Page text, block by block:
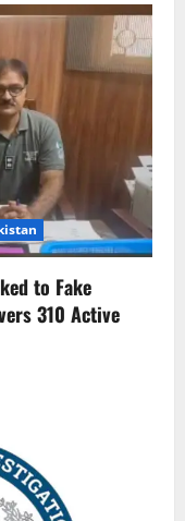
to Fake
310 Active